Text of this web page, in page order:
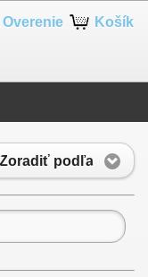
Košík
Overenie
Zoradiť podľa